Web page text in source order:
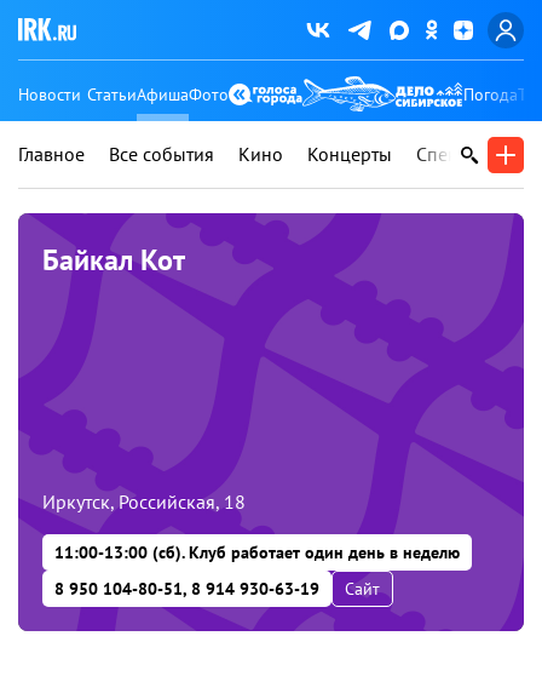
Новости СтатьиАфишаФото Погода
Главное Все события Кино Концерты Спектакли
Байкал Кот
Иркутск, Российская, 18
11:00-13:00 (сб). Клуб работает один день в неделю
8 950 104-80-51, 8 914 930-63-19
Сайт